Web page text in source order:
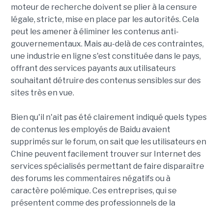
moteur de recherche doivent se plier à la censure
légale, stricte, mise en place par les autorités. Cela
peut les amener à éliminer les contenus anti-
gouvernementaux. Mais au-delà de ces contraintes,
une industrie en ligne s'est constituée dans le pays,
offrant des services payants aux utilisateurs
souhaitant détruire des contenus sensibles sur des
sites très en vue.
Bien qu'il n'ait pas été clairement indiqué quels types
de contenus les employés de Baidu avaient
supprimés sur le forum, on sait que les utilisateurs en
Chine peuvent facilement trouver sur Internet des
services spécialisés permettant de faire disparaître
des forums les commentaires négatifs ou à
caractère polémique. Ces entreprises, qui se
présentent comme des professionnels de la